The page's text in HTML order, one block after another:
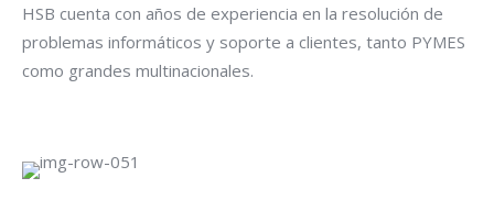
HSB cuenta con años de experiencia en la resolución de
problemas informáticos y soporte a clientes, tanto PYMES
como grandes multinacionales.